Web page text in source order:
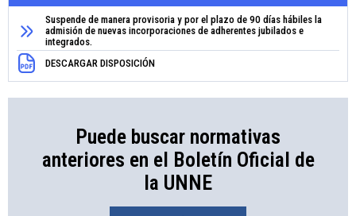
Suspende de manera provisoria y por el plazo de 90 días hábiles la
admisión de nuevas incorporaciones de adherentes jubilados e
integrados.
DESCARGAR DISPOSICIÓN
Puede buscar normativas
anteriores en el Boletín Oficial de
la UNNE